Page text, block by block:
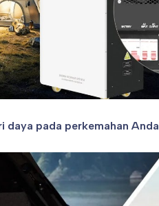
daya pada perkemahan Anda